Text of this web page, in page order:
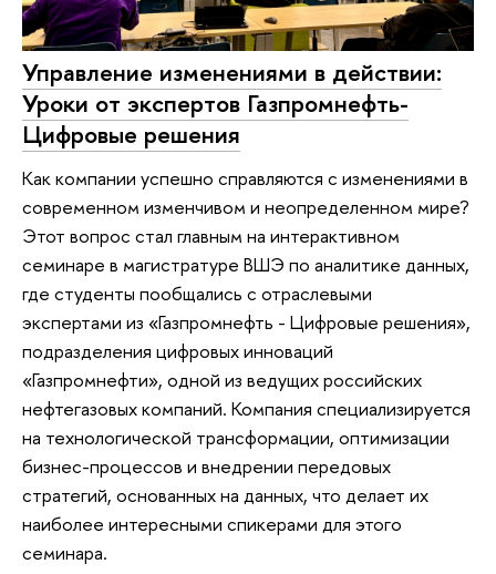
Управление изменениями в действии:
Уроки от экспертов Газпромнефть-
Цифровые решения
Как компании успешно справляются с изменениями в
современном изменчивом и неопределенном мире?
Этот вопрос стал главным на интерактивном
семинаре в магистратуре ВШЭ по аналитике данных,
где студенты пообщались с отраслевыми
экспертами из «Газпромнефть - Цифровые решения»,
подразделения цифровых инноваций
«Газпромнефти», одной из ведущих российских
нефтегазовых компаний. Компания специализируется
на технологической трансформации, оптимизации
бизнес-процессов и внедрении передовых
стратегий, основанных на данных, что делает их
наиболее интересными спикерами для этого
семинара.